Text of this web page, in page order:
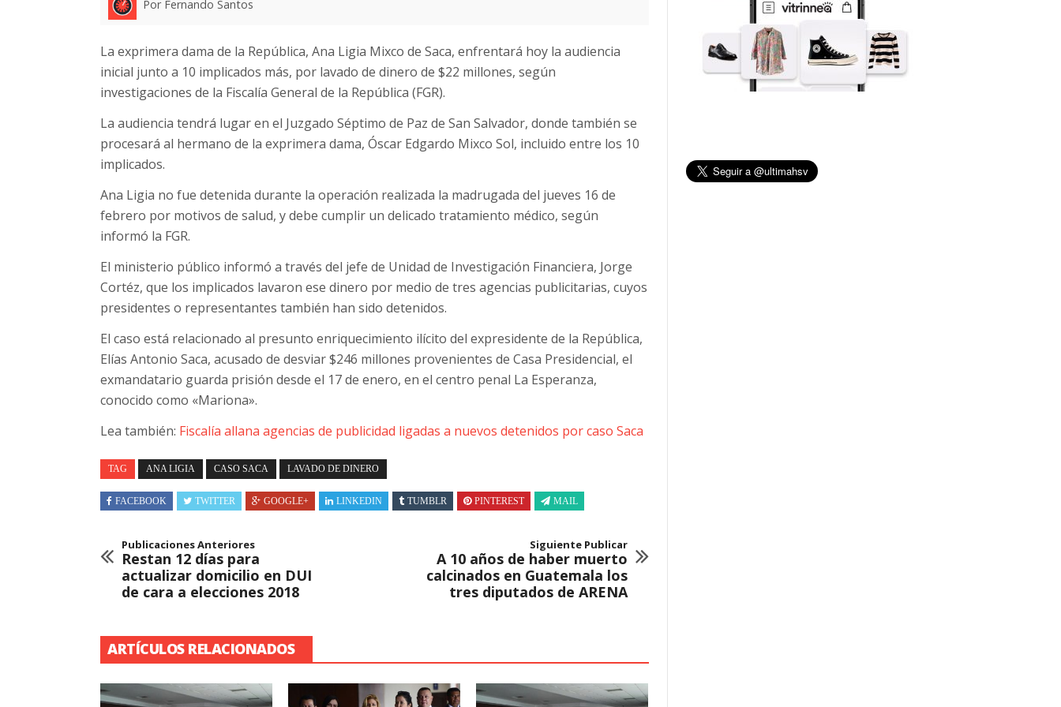
Por Fernando Santos
La exprimera dama de la República, Ana Ligia Mixco de Saca, enfrentará hoy la audiencia
inicial junto a 10 implicados más, por lavado de dinero de $22 millones, según
investigaciones de la Fiscalía General de la República (FGR).
La audiencia tendrá lugar en el Juzgado Séptimo de Paz de San Salvador, donde también se
procesará al hermano de la exprimera dama, Óscar Edgardo Mixco Sol, incluido entre los 10
implicados.
Ana Ligia no fue detenida durante la operación realizada la madrugada del jueves 16 de
febrero por motivos de salud, y debe cumplir un delicado tratamiento médico, según
informó la FGR.
El ministerio público informó a través del jefe de Unidad de Investigación Financiera, Jorge
Cortéz, que los implicados lavaron ese dinero por medio de tres agencias publicitarias, cuyos
presidentes o representantes también han sido detenidos.
El caso está relacionado al presunto enriquecimiento ilícito del expresidente de la República,
Elías Antonio Saca, acusado de desviar $246 millones provenientes de Casa Presidencial, el
exmandatario guarda prisión desde el 17 de enero, en el centro penal La Esperanza,
conocido como «Mariona».
Lea también: Fiscalía allana agencias de publicidad ligadas a nuevos detenidos por caso Saca
TAG ANA LIGIA CASO SACA LAVADO DE DINERO
FACEBOOK TWITTER GOOGLE+ LINKEDIN TUMBLR PINTEREST MAIL
Publicaciones Anteriores
Restan 12 días para
actualizar domicilio en DUI
de cara a elecciones 2018
Siguiente Publicar
A 10 años de haber muerto
calcinados en Guatemala los
tres diputados de ARENA
ARTÍCULOS RELACIONADOS